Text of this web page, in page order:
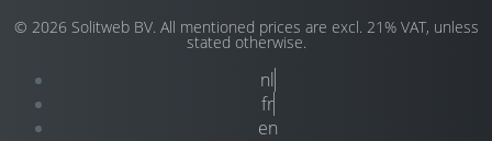
© 2026 Solitweb BV. All mentioned prices are excl. 21% VAT, unless
stated otherwise.
nl
fr
en